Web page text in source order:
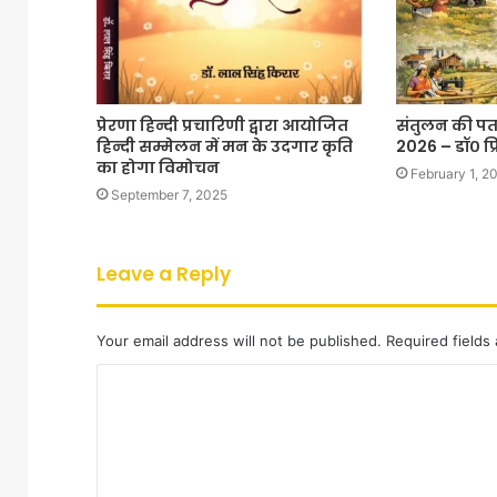
प्रेरणा हिन्दी प्रचारिणी द्वारा आयोजित
हिन्दी सम्मेलन में मन के उदगार कृति
का होगा विमोचन
September 7, 2025
संतुलन की
2026 – डॉ०
February 1,
Leave a Reply
Your email address will not be published. Required fields